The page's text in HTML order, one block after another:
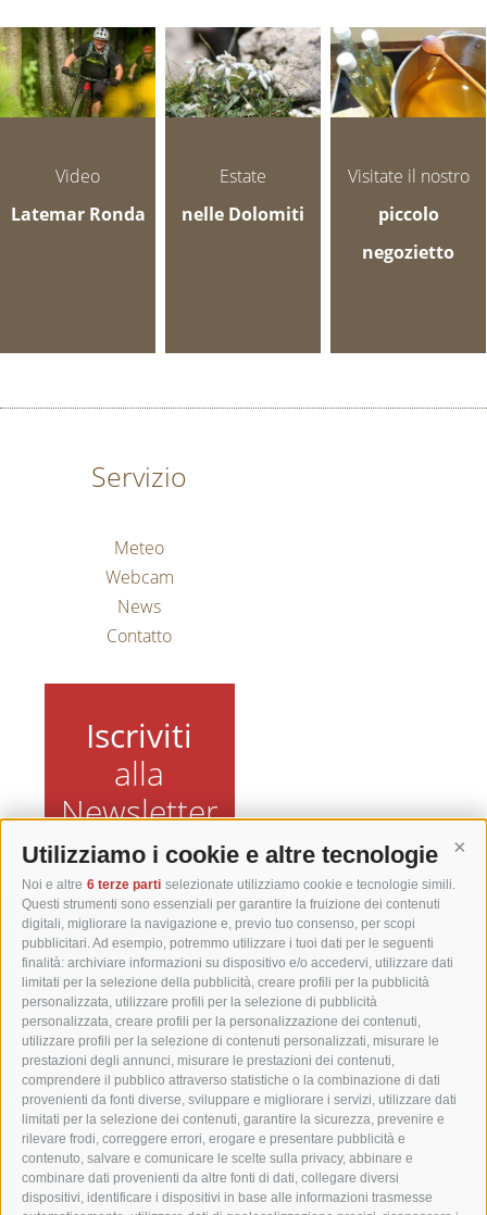
Utilizziamo i cookie e altre tecnologie
Noi e altre 6 terze parti selezionate utilizziamo cookie e tecnologie simili.
Questi strumenti sono essenziali per garantire la fruizione dei contenuti
digitali, migliorare la navigazione e, previo tuo consenso, per scopi
pubblicitari. Ad esempio, potremmo utilizzare i tuoi dati per le seguenti
finalità: archiviare informazioni su dispositivo e/o accedervi, utilizzare dati
limitati per la selezione della pubblicità, creare profili per la pubblicità
personalizzata, utilizzare profili per la selezione di pubblicità
personalizzata, creare profili per la personalizzazione dei contenuti,
utilizzare profili per la selezione di contenuti personalizzati, misurare le
prestazioni degli annunci, misurare le prestazioni dei contenuti,
comprendere il pubblico attraverso statistiche o la combinazione di dati
provenienti da fonti diverse, sviluppare e migliorare i servizi, utilizzare dati
limitati per la selezione dei contenuti, garantire la sicurezza, prevenire e
rilevare frodi, correggere errori, erogare e presentare pubblicità e
contenuto, salvare e comunicare le scelte sulla privacy, abbinare e
combinare dati provenienti da altre fonti di dati, collegare diversi
dispositivi, identificare i dispositivi in base alle informazioni trasmesse
Video
Latemar Ronda
Estate
nelle Dolomiti
Visitate il nostro
piccolo
negozietto
Servizio
Meteo
Webcam
News
Contatto
Iscriviti
alla
Newsletter
Matzhof
Via Carezza 42
I-39056 Nova Levante
Tel. +39 0471 613070
Fax +39 0471 614375
info@matzhof.it
CREDITS MAPPA DEL SITO COOKIE POLICY